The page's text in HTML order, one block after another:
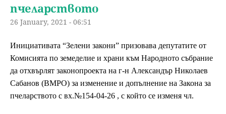
пчеларството
26 January, 2021 - 06:51
Инициативата “Зелени закони” призовава депутатите от
Комисията по земеделие и храни към Народното събрание
да отхвърлят законопроекта на г-н Александър Николаев
Сабанов (ВМРО) за изменение и допълнение на Закона за
пчеларството с вх.№154-04-26 , с който се изменя чл.